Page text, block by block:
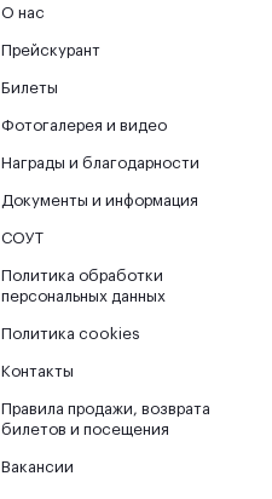
О нас
Прейскурант
Билеты
Фотогалерея и видео
Награды и благодарности
Документы и информация
СОУТ
Политика обработки
персональных данных
Политика cookies
Контакты
Правила продажи, возврата
билетов и посещения
Вакансии